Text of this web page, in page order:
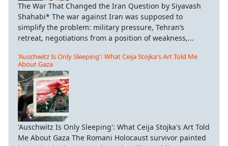
The War That Changed the Iran Question by Siyavash
Shahabi* The war against Iran was supposed to
simplify the problem: military pressure, Tehran’s
retreat, negotiations from a position of weakness,...
'Auschwitz Is Only Sleeping': What Ceija Stojka's Art Told Me
About Gaza
'Auschwitz Is Only Sleeping': What Ceija Stojka's Art Told
Me About Gaza The Romani Holocaust survivor painted